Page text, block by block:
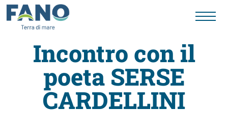
Fano
Visit
Incontro con il
poeta SERSE
CARDELLINI